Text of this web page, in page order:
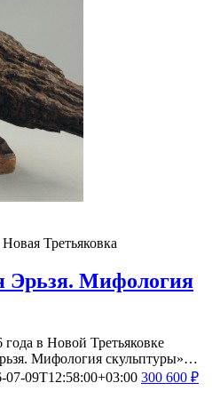
Новая Третьяковка
Эрьзя. Мифология
в Новой Третьяковке
Мифология скульптуры»…
07-09T12:58:00+03:00 300 600 ₽